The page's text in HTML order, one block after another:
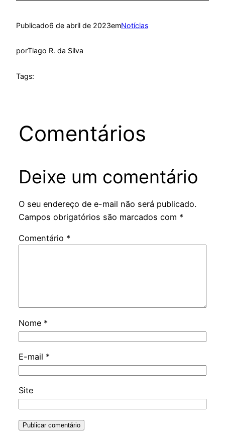
Publicado6 de abril de 2023emNotícias
porTiago R. da Silva
Tags:
Comentários
Deixe um comentário
O seu endereço de e-mail não será publicado.
Campos obrigatórios são marcados com *
Comentário *
Nome *
E-mail *
Site